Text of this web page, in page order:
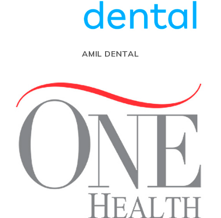
AMIL DENTAL